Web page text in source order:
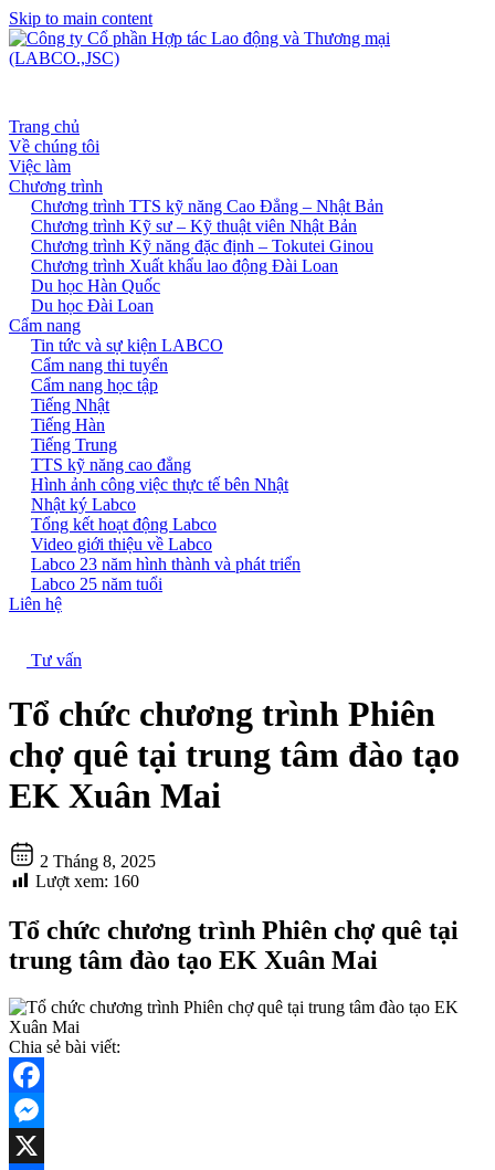
Skip to main content
Trang chủ
Về chúng tôi
Việc làm
Chương trình
Chương trình TTS kỹ năng Cao Đẳng – Nhật Bản
Chương trình Kỹ sư – Kỹ thuật viên Nhật Bản
Chương trình Kỹ năng đặc định – Tokutei Ginou
Chương trình Xuất khẩu lao động Đài Loan
Du học Hàn Quốc
Du học Đài Loan
Cẩm nang
Tin tức và sự kiện LABCO
Cẩm nang thi tuyển
Cẩm nang học tập
Tiếng Nhật
Tiếng Hàn
Tiếng Trung
TTS kỹ năng cao đẳng
Hình ảnh công việc thực tế bên Nhật
Nhật ký Labco
Tổng kết hoạt động Labco
Video giới thiệu về Labco
Labco 23 năm hình thành và phát triển
Labco 25 năm tuổi
Liên hệ
Tư vấn
Tổ chức chương trình Phiên
chợ quê tại trung tâm đào tạo
EK Xuân Mai
2 Tháng 8, 2025
Lượt xem: 160
Tổ chức chương trình Phiên chợ quê tại
trung tâm đào tạo EK Xuân Mai
Chia sẻ bài viết:
Facebook
Messenger